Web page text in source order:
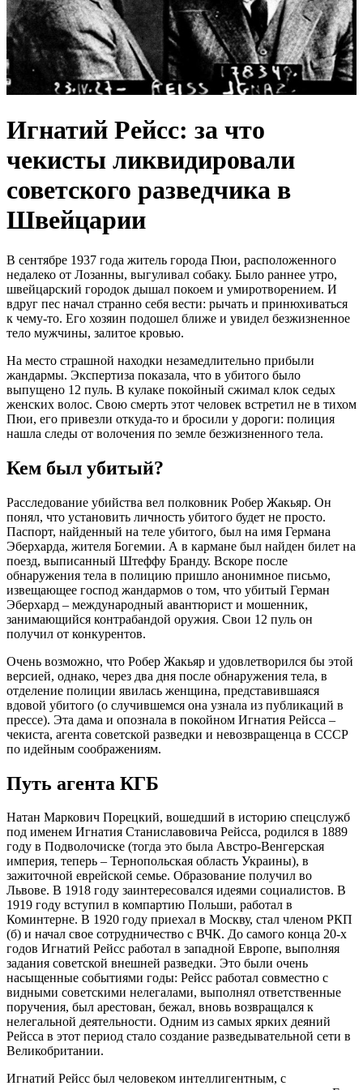
Игнатий Рейсс: за что
чекисты ликвидировали
советского разведчика в
Швейцарии
В сентябре 1937 года житель города Пюи, расположенного
недалеко от Лозанны, выгуливал собаку. Было раннее утро,
швейцарский городок дышал покоем и умиротворением. И
вдруг пес начал странно себя вести: рычать и принюхиваться
к чему-то. Его хозяин подошел ближе и увидел безжизненное
тело мужчины, залитое кровью.
На место страшной находки незамедлительно прибыли
жандармы. Экспертиза показала, что в убитого было
выпущено 12 пуль. В кулаке покойный сжимал клок седых
женских волос. Свою смерть этот человек встретил не в тихом
Пюи, его привезли откуда-то и бросили у дороги: полиция
нашла следы от волочения по земле безжизненного тела.
Кем был убитый?
Расследование убийства вел полковник Робер Жакьяр. Он
понял, что установить личность убитого будет не просто.
Паспорт, найденный на теле убитого, был на имя Германа
Эберхарда, жителя Богемии. А в кармане был найден билет на
поезд, выписанный Штеффу Бранду. Вскоре после
обнаружения тела в полицию пришло анонимное письмо,
извещающее господ жандармов о том, что убитый Герман
Эберхард – международный авантюрист и мошенник,
занимающийся контрабандой оружия. Свои 12 пуль он
получил от конкурентов.
Очень возможно, что Робер Жакьяр и удовлетворился бы этой
версией, однако, через два дня после обнаружения тела, в
отделение полиции явилась женщина, представившаяся
вдовой убитого (о случившемся она узнала из публикаций в
прессе). Эта дама и опознала в покойном Игнатия Рейсса –
чекиста, агента советской разведки и невозвращенца в СССР
по идейным соображениям.
Путь агента КГБ
Натан Маркович Порецкий, вошедший в историю спецслужб
под именем Игнатия Станиславовича Рейсса, родился в 1889
году в Подволочиске (тогда это была Австро-Венгерская
империя, теперь – Тернопольская область Украины), в
зажиточной еврейской семье. Образование получил во
Львове. В 1918 году заинтересовался идеями социалистов. В
1919 году вступил в компартию Польши, работал в
Коминтерне. В 1920 году приехал в Москву, стал членом РКП
(б) и начал свое сотрудничество с ВЧК. До самого конца 20-х
годов Игнатий Рейсс работал в западной Европе, выполняя
задания советской внешней разведки. Это были очень
насыщенные событиями годы: Рейсс работал совместно с
видными советскими нелегалами, выполнял ответственные
поручения, был арестован, бежал, вновь возвращался к
нелегальной деятельности. Одним из самых ярких деяний
Рейсса в этот период стало создание разведывательной сети в
Великобритании.
Игнатий Рейсс был человеком интеллигентным, с